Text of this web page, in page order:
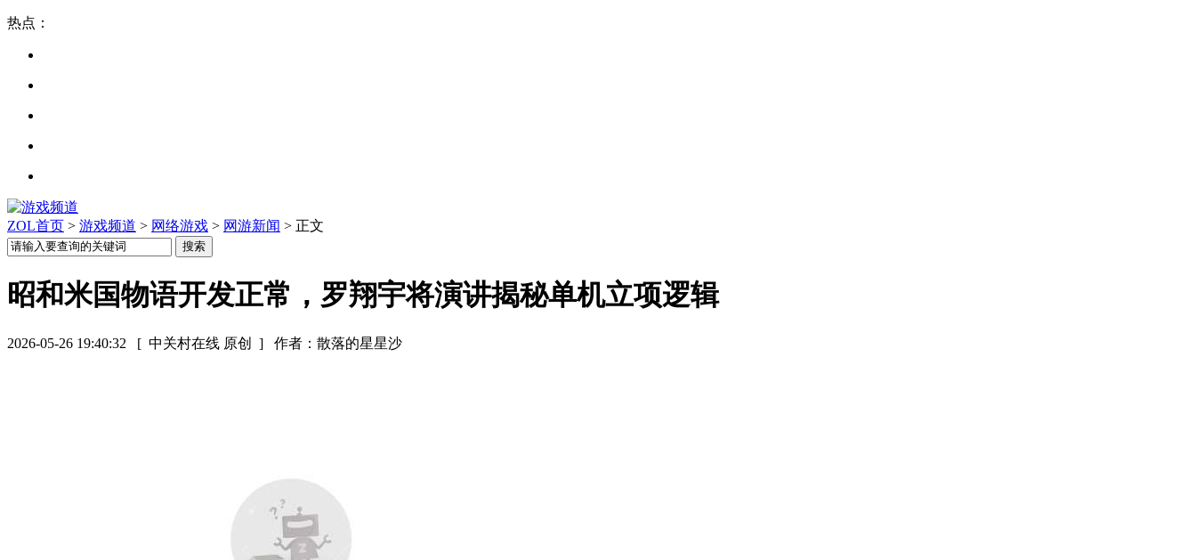
热点：
ZOL首页 > 游戏频道 > 网络游戏 > 网游新闻 > 正文
昭和米国物语开发正常，罗翔宇将演讲揭秘单机立项逻辑
2026-05-26 19:40:32 [ 中关村在线 原创 ] 作者：散落的星星沙